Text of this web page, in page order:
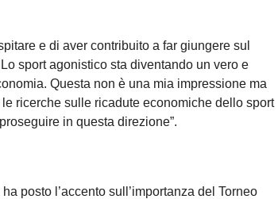
e di aver contribuito a far giungere sul
sport agonistico sta diventando un vero e
Questa non è una mia impressione ma
ricerche sulle ricadute economiche dello sport
in questa direzione”.
ha posto l’accento sull’importanza del Torneo